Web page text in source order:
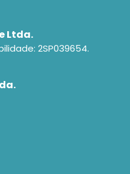
Ltda.
2SP039654.